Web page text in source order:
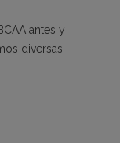
antes y
diversas